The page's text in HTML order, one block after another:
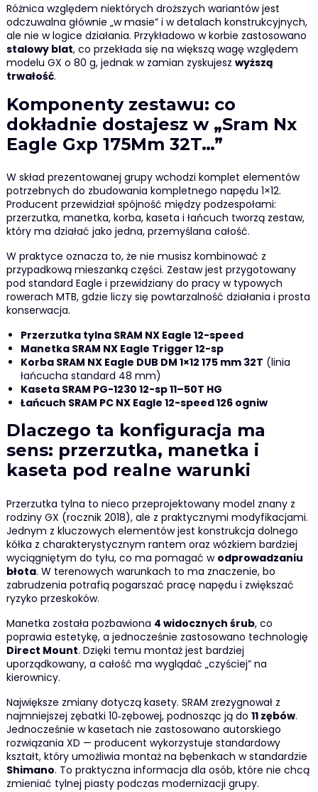
Różnica względem niektórych droższych wariantów jest
odczuwalna głównie „w masie” i w detalach konstrukcyjnych,
ale nie w logice działania. Przykładowo w korbie zastosowano
stalowy blat, co przekłada się na większą wagę względem
modelu GX o 80 g, jednak w zamian zyskujesz wyższą
trwałość.
Komponenty zestawu: co
dokładnie dostajesz w „Sram Nx
Eagle Gxp 175Mm 32T…”
W skład prezentowanej grupy wchodzi komplet elementów
potrzebnych do zbudowania kompletnego napędu 1×12.
Producent przewidział spójność między podzespołami:
przerzutka, manetka, korba, kaseta i łańcuch tworzą zestaw,
który ma działać jako jedna, przemyślana całość.
W praktyce oznacza to, że nie musisz kombinować z
przypadkową mieszanką części. Zestaw jest przygotowany
pod standard Eagle i przewidziany do pracy w typowych
rowerach MTB, gdzie liczy się powtarzalność działania i prosta
konserwacja.
Przerzutka tylna SRAM NX Eagle 12-speed
Manetka SRAM NX Eagle Trigger 12-sp
Korba SRAM NX Eagle DUB DM 1×12 175 mm 32T (linia
łańcucha standard 48 mm)
Kaseta SRAM PG-1230 12-sp 11–50T HG
Łańcuch SRAM PC NX Eagle 12-speed 126 ogniw
Dlaczego ta konfiguracja ma
sens: przerzutka, manetka i
kaseta pod realne warunki
Przerzutka tylna to nieco przeprojektowany model znany z
rodziny GX (rocznik 2018), ale z praktycznymi modyfikacjami.
Jednym z kluczowych elementów jest konstrukcja dolnego
kółka z charakterystycznym rantem oraz wózkiem bardziej
wyciągniętym do tyłu, co ma pomagać w odprowadzaniu
błota. W terenowych warunkach to ma znaczenie, bo
zabrudzenia potrafią pogarszać pracę napędu i zwiększać
ryzyko przeskoków.
Manetka została pozbawiona 4 widocznych śrub, co
poprawia estetykę, a jednocześnie zastosowano technologię
Direct Mount. Dzięki temu montaż jest bardziej
uporządkowany, a całość ma wyglądać „czyściej” na
kierownicy.
Największe zmiany dotyczą kasety. SRAM zrezygnował z
najmniejszej zębatki 10‑zębowej, podnosząc ją do 11 zębów.
Jednocześnie w kasetach nie zastosowano autorskiego
rozwiązania XD — producent wykorzystuje standardowy
kształt, który umożliwia montaż na bębenkach w standardzie
Shimano. To praktyczna informacja dla osób, które nie chcą
zmieniać tylnej piasty podczas modernizacji grupy.